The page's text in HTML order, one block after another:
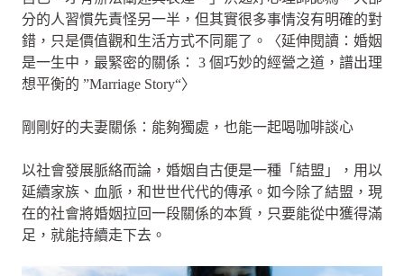
分的人習慣先責怪另一半，但其實很多事情沒有明確的對
錯，只是價值觀和生活方式不同罷了。〈延伸閱讀：婚姻
是一生中，最緊密的關係： 3 個巧妙的經營之道，譜出理
想平衡的 ”Marriage Story“〉
剛剛好的夫妻關係：能夠獨處，也能一起喝咖啡談心
以社會發展脈絡而論，婚姻自古便是一種「結盟」，用以
延續家族、血脈，和世世代代的傳承。如今除了結盟，現
在的社會將婚姻拉回一段關係的本質，只要能從中獲得滿
足，就能持續走下去。